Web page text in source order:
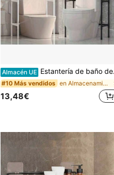
Almacén UE Estantería de baño de 3 niveles, estantería independiente para el inodoro sin necesidad de taladrar, ahorro de espacio, apta para el baño y la lavandería, negro/blanco
#10 Más vendidos en Almacenamiento en el baño
13,48€